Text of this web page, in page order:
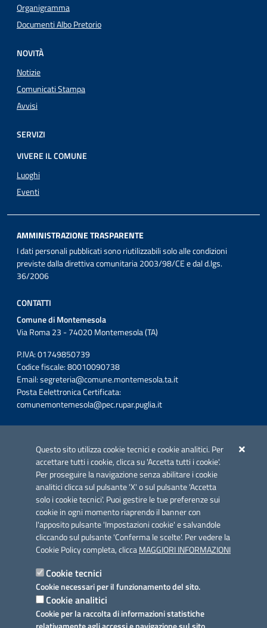
Questo sito utilizza cookie tecnici e cookie analitici. Per
accettare tutti i cookie, clicca su 'Accetta tutti i cookie'.
Per proseguire la navigazione senza abilitare i cookie
analitici clicca sul pulsante 'X' o sul pulsante 'Accetta
solo i cookie tecnici'. Puoi gestire le tue preferenze sui
cookie in ogni momento riaprendo il banner con
l'apposito pulsante 'Impostazioni cookie' e salvandole
cliccando sul pulsante 'Conferma le scelte'. Per vedere la
Cookie Policy completa, cliccaMAGGIORI INFORMAZIONI
Cookie tecnici
Cookie necessari per il funzionamento del sito.
Cookie analitici
Cookie per la raccolta di informazioni statistiche
Organigramma
Documenti Albo Pretorio
NOVITÀ
Notizie
Comunicati Stampa
Avvisi
SERVIZI
VIVERE IL COMUNE
Luoghi
Eventi
AMMINISTRAZIONE TRASPARENTE
I dati personali pubblicati sono riutilizzabili solo alle condizioni
previste dalla direttiva comunitaria 2003/98/CE e dal d.lgs.
36/2006
CONTATTI
Comune di Montemesola
Via Roma 23 - 74020 Montemesola (TA)
P.IVA: 01749850739
Codice fiscale: 80010090738
Email:segreteria@comune.montemesola.ta.it
Posta Eelettronica Certificata:
comunemontemesola@pec.rupar.puglia.it
Azione 2.3.
Link utili
Informativa privacy
Dichiarazione di accessibilità
Note legali